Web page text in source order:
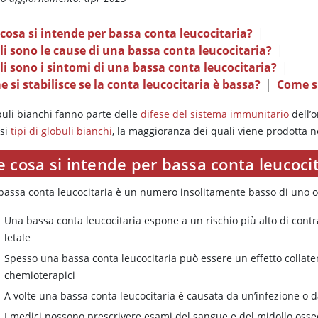
si intende per bassa conta leucocitaria? |
sono le cause di una bassa conta leucocitaria? |
sono i sintomi di una bassa conta leucocitaria? |
si stabilisce se la conta leucocitaria è bassa? | Come
bianchi fanno parte delledifese del sistema immunitario
tipi di globuli bianchi, la maggioranza dei quali viene prodotta
cosa si intende per bassa conta
conta leucocitaria è un numero insolitamente basso di
Una bassa conta leucocitaria espone a un rischio più alto di
letale
Spesso una bassa conta leucocitaria può essere un effetto
chemioterapici
A volte una bassa conta leucocitaria è causata da un’infezione o